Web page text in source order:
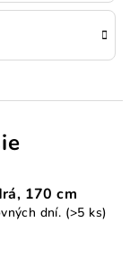
170 cm
dní. (>5 ks)